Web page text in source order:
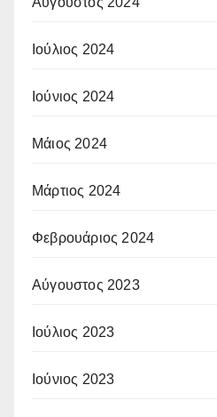
Ιούλιος 2024
Ιούνιος 2024
Μάιος 2024
Μάρτιος 2024
Φεβρουάριος 2024
Αύγουστος 2023
Ιούλιος 2023
Ιούνιος 2023